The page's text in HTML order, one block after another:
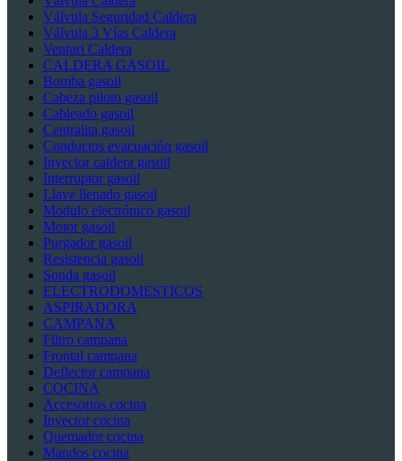
Válvula Seguridad Caldera
Válvula 3 Vías Caldera
Venturi Caldera
CALDERA GASOIL
Bomba gasoil
Cabeza piloto gasoil
Cableado gasoil
Centralita gasoil
Conductos evacuación gasoil
Inyector caldera gasoil
Interruptor gasoil
Llave llenado gasoil
Modulo electrónico gasoil
Motor gasoil
Purgador gasoil
Resistencia gasoil
Sonda gasoil
ELECTRODOMESTICOS
ASPIRADORA
CAMPANA
Filtro campana
Frontal campana
Deflector campana
COCINA
Accesorios cocina
Inyector cocina
Quemador cocina
Mandos cocina